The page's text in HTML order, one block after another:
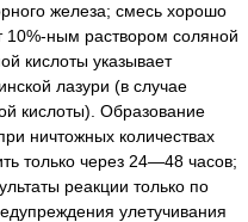
железа; смесь хорошо
10%-ным раствором соляной
кислоты указывает
лазури (в случае
кислоты). Образование
ничтожных количествах
только через 24—48 часов;
реакции только по
улетучивания